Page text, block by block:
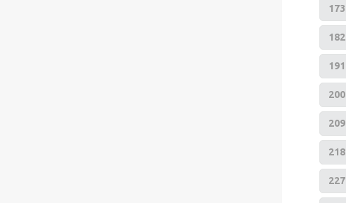
173
182
191
200
209
218
227